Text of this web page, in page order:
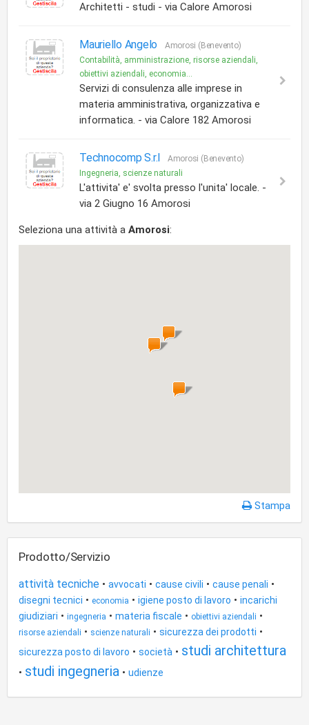
Architetti - studi - via Calore Amorosi
Mauriello Angelo
Amorosi (Benevento)
Contabilità, amministrazione, risorse aziendali,
obiettivi aziendali, economia...
Servizi di consulenza alle imprese in
materia amministrativa, organizzativa e
informatica. - via Calore 182 Amorosi
Technocomp S.r.l
Amorosi (Benevento)
Ingegneria, scienze naturali
L'attivita' e' svolta presso l'unita' locale. -
via 2 Giugno 16 Amorosi
Seleziona una attività a Amorosi:
Stampa
Prodotto/Servizio
attività tecniche • avvocati • cause civili • cause penali •
disegni tecnici • economia • igiene posto di lavoro • incarichi
giudiziari • ingegneria • materia fiscale • obiettivi aziendali •
risorse aziendali • scienze naturali • sicurezza dei prodotti •
sicurezza posto di lavoro • società • studi architettura
• studi ingegneria • udienze